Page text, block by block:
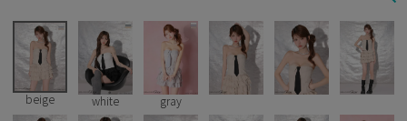
JENNNY
COMEX
Rechercher
beige white gray